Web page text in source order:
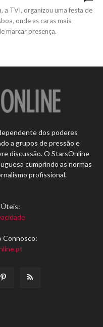
a TVI, organizou uma festa de
onde as caras mais
marcar presença.
dos poderes
a grupos de pressão e
discussão. O StarsOnline
cumprindo as normas
profissional.
Connosco: